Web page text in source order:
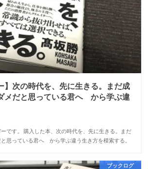
】次の時代を、先に生きる。まだ成
メだと思っている君へ から学ぶ違
です。 購入した本、次の時代を、先に生きる。まだ
思っている君へ から学ぶ違う生き方を模索する。
ブックログ